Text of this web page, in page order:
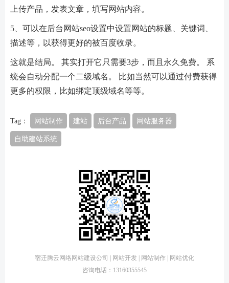
上传产品，发表文章，填写网站内容。
5、可以在后台网站seo设置中设置网站的标题、关键词、
描述等，以获得更好的被百度收录。
这就是结局。 其实打开它只需要3步，而且永久免费。 系
统会自动分配一个二级域名。 比如当然可以通过付费获得
更多的权限，比如绑定顶级域名等等。
Tag： 网站制作 建站 后台产品 网站服务器
自助建站系统
宿迁腾云网络网站建设公司 | 网站开发 | 网站制作 | 网站优化
咨询电话：13160355545